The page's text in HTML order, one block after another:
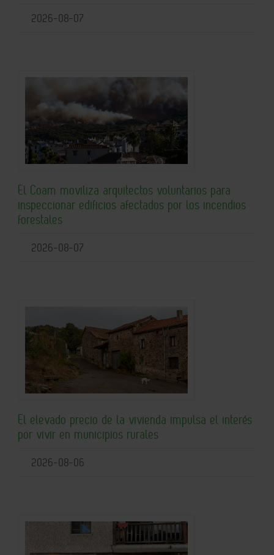
2026-08-07
El Coam moviliza arquitectos voluntarios para
inspeccionar edificios afectados por los incendios
forestales
2026-08-07
El elevado precio de la vivienda impulsa el interés
por vivir en municipios rurales
2026-08-06